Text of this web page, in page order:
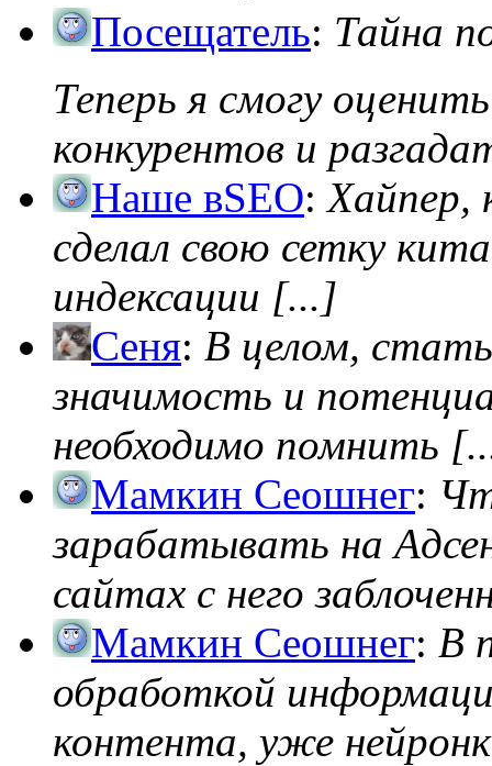
Посещатель: Тайна
Теперь я смогу
конкурентов и
Наше вSEO:Хайпер,
сделал свою сетку
индексации [...]
Сеня: В целом,
значимость и
необходимо помнить
Мамкин Сеошнег:
зарабатывать на
сайтах с него
Мамкин Сеошнег: В
обработкой
контента, уже